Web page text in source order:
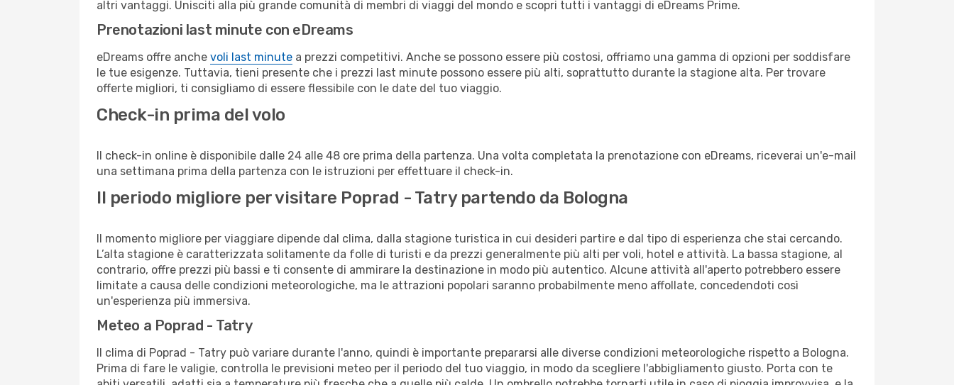
altri vantaggi. Unisciti alla più grande comunità di membri di viaggi del mondo e scopri tutti i vantaggi di eDreams Prime.
Prenotazioni last minute con eDreams
eDreams offre anche voli last minute a prezzi competitivi. Anche se possono essere più costosi, offriamo una gamma di opzioni per soddisfare
le tue esigenze. Tuttavia, tieni presente che i prezzi last minute possono essere più alti, soprattutto durante la stagione alta. Per trovare
offerte migliori, ti consigliamo di essere flessibile con le date del tuo viaggio.
Check-in prima del volo
Il check-in online è disponibile dalle 24 alle 48 ore prima della partenza. Una volta completata la prenotazione con eDreams, riceverai un'e-mail
una settimana prima della partenza con le istruzioni per effettuare il check-in.
Il periodo migliore per visitare Poprad - Tatry partendo da Bologna
Il momento migliore per viaggiare dipende dal clima, dalla stagione turistica in cui desideri partire e dal tipo di esperienza che stai cercando.
L’alta stagione è caratterizzata solitamente da folle di turisti e da prezzi generalmente più alti per voli, hotel e attività. La bassa stagione, al
contrario, offre prezzi più bassi e ti consente di ammirare la destinazione in modo più autentico. Alcune attività all'aperto potrebbero essere
limitate a causa delle condizioni meteorologiche, ma le attrazioni popolari saranno probabilmente meno affollate, concedendoti così
un'esperienza più immersiva.
Meteo a Poprad - Tatry
Il clima di Poprad - Tatry può variare durante l'anno, quindi è importante prepararsi alle diverse condizioni meteorologiche rispetto a Bologna.
Prima di fare le valigie, controlla le previsioni meteo per il periodo del tuo viaggio, in modo da scegliere l'abbigliamento giusto. Porta con te